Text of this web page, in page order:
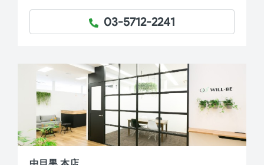
TEL：
03-5712-2241